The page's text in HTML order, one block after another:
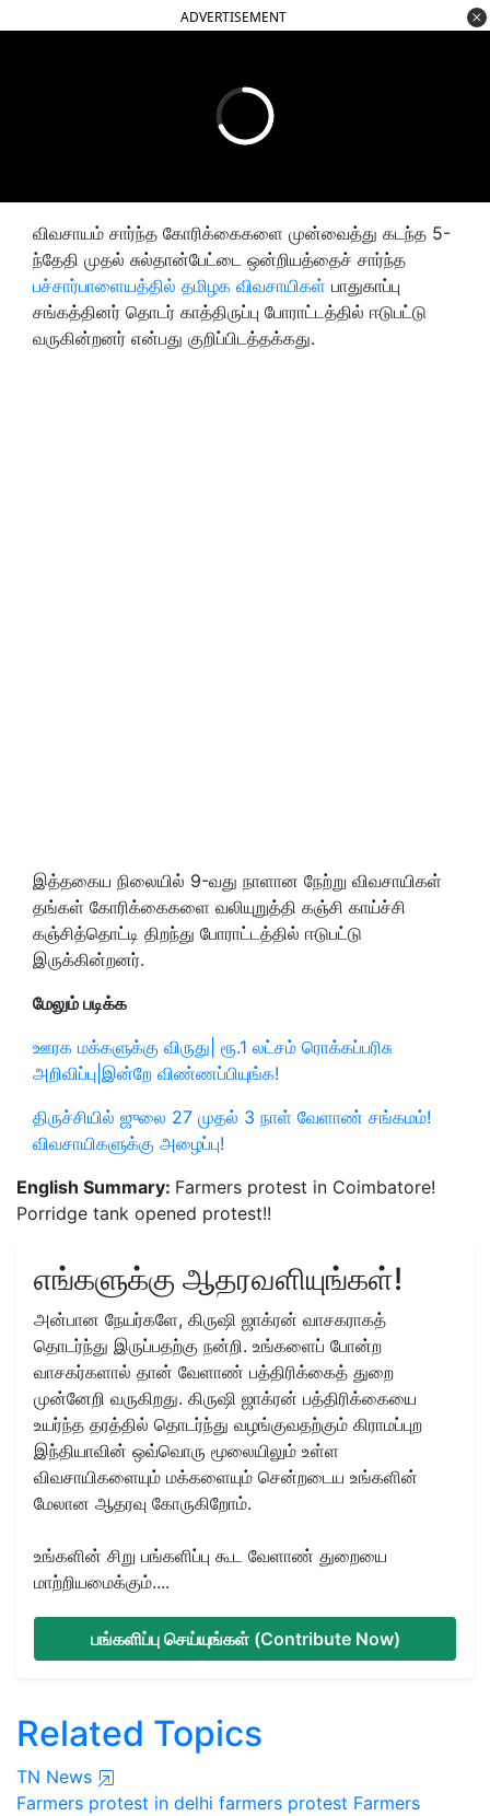
ADVERTISEMENT
விவசாயம் சார்ந்த கோரிக்கைகளை முன்வைத்து கடந்த 5-
ந்தேதி முதல் சுல்தான்பேட்டை ஒன்றியத்தைச் சார்ந்த
பச்சார்பாளையத்தில் தமிழக விவசாயிகள் பாதுகாப்பு
சங்கத்தினர் தொடர் காத்திருப்பு போராட்டத்தில் ஈடுபட்டு
வருகின்றனர் என்பது குறிப்பிடத்தக்கது.
இத்தகைய நிலையில் 9-வது நாளான நேற்று விவசாயிகள்
தங்கள் கோரிக்கைகளை வலியுறுத்தி கஞ்சி காய்ச்சி
கஞ்சித்தொட்டி திறந்து போராட்டத்தில் ஈடுபட்டு
இருக்கின்றனர்.
மேலும் படிக்க
ஊரக மக்களுக்கு விருது| ரூ.1 லட்சம் ரொக்கப்பரிசு
அறிவிப்பு|இன்றே விண்ணப்பியுங்க!
திருச்சியில் ஜுலை 27 முதல் 3 நாள் வேளாண் சங்கமம்!
விவசாயிகளுக்கு அழைப்பு!
English Summary: Farmers protest in Coimbatore!
Porridge tank opened protest!!
எங்களுக்கு ஆதரவளியுங்கள்!
அன்பான நேயர்களே, கிருஷி ஜாக்ரன் வாசகராகத்
தொடர்ந்து இருப்பதற்கு நன்றி. உங்களைப் போன்ற
வாசகர்களால் தான் வேளாண் பத்திரிக்கைத் துறை
முன்னேறி வருகிறது. கிருஷி ஜாக்ரன் பத்திரிக்கையை
உயர்ந்த தரத்தில் தொடர்ந்து வழங்குவதற்கும் கிராமப்புற
இந்தியாவின் ஒவ்வொரு மூலையிலும் உள்ள
விவசாயிகளையும் மக்களையும் சென்றடைய உங்களின்
மேலான ஆதரவு கோருகிறோம்.
உங்களின் சிறு பங்களிப்பு கூட வேளாண் துறையை
மாற்றியமைக்கும்....
பங்களிப்பு செய்யுங்கள் (Contribute Now)
Related Topics
TN News
Farmers protest in delhi farmers protest Farmers